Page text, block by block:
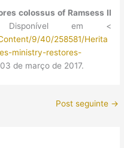
colossus of Ramsess II
em <
9/40/258581/Herita
ministry-restores-
de março de 2017.
Post seguinte →